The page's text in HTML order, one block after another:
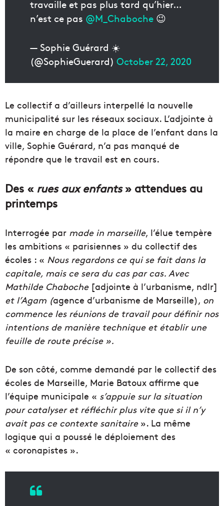
travaille et pas plus tard qu’hier…
n’est ce pas @M_Chaboche 😉
— Sophie Guérard ☀️
(@SophieGuerard) October 22, 2020
Le collectif a d’ailleurs interpellé la nouvelle
municipalité sur les réseaux sociaux. L’adjointe à
la maire en charge de la place de l’enfant dans la
ville, Sophie Guérard, n’a pas manqué de
répondre que le travail est en cours.
Des «rues aux enfants» attendues au
printemps
Interrogée par made in marseille, l’élue tempère
les ambitions « parisiennes » du collectif des
écoles : « Nous regardons ce qui se fait dans la
capitale, mais ce sera du cas par cas. Avec
Mathilde Chaboche [adjointe à l’urbanisme, ndlr]
et l’Agam (agence d’urbanisme de Marseille), on
commence les réunions de travailpour définir nos
intentions de manière technique et établir une
feuille de route précise ».
De son côté, comme demandé par le collectif des
écoles de Marseille, Marie Batoux affirme que
l’équipe municipale « s’appuie sur la situation
pour catalyser et réfléchir plus vite que si il n’y
avait pas ce contexte sanitaire». La même
logique qui a poussé le déploiement des
« coronapistes ».